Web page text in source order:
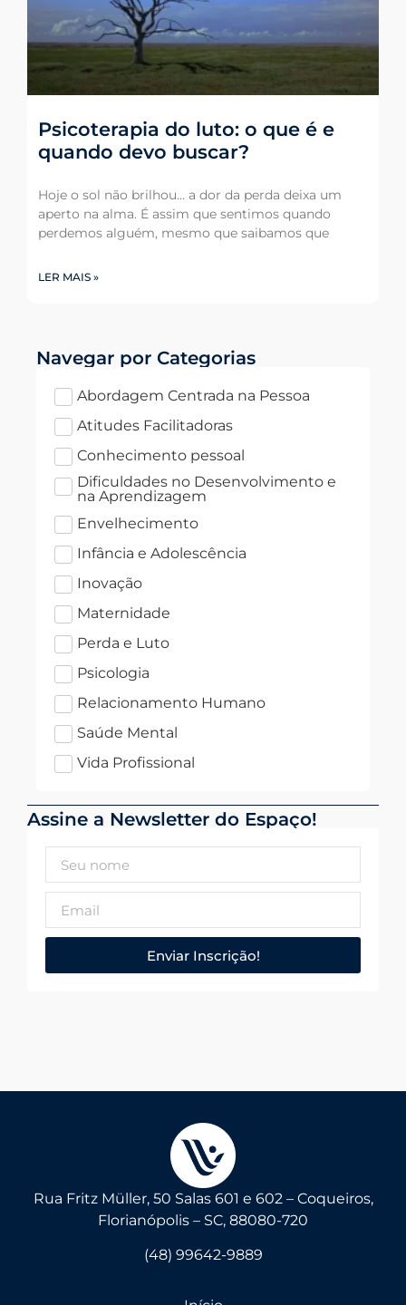
Psicoterapia do luto: o que é e
quando devo buscar?
Hoje o sol não brilhou… a dor da perda deixa um
aperto na alma. É assim que sentimos quando
perdemos alguém, mesmo que saibamos que
LER MAIS »
Navegar por Categorias
Abordagem Centrada na Pessoa
Atitudes Facilitadoras
Conhecimento pessoal
Dificuldades no Desenvolvimento e
na Aprendizagem
Envelhecimento
Infância e Adolescência
Inovação
Maternidade
Perda e Luto
Psicologia
Relacionamento Humano
Saúde Mental
Vida Profissional
Assine a Newsletter do Espaço!
Enviar Inscrição!
Rua Fritz Müller, 50 Salas 601 e 602 – Coqueiros,
Florianópolis – SC, 88080-720
(48) 99642-9889